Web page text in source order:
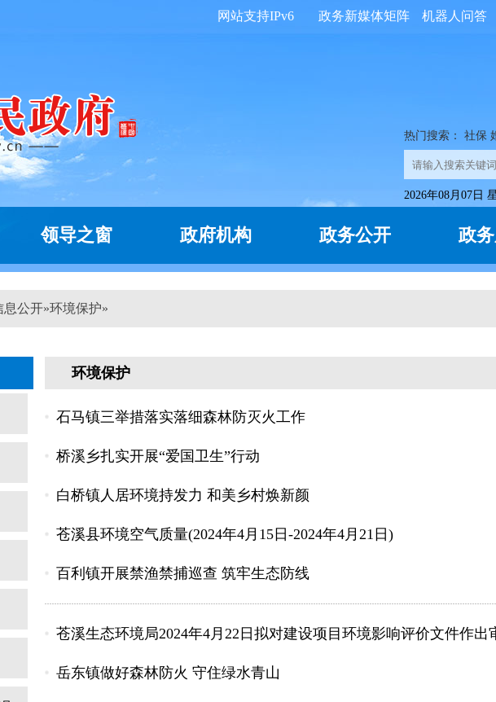
机器人问答
政务新媒体矩阵
网站支持IPv6
热门搜索： 社保
2026年08月07日
领导之窗 政府机构 政务公开 政
息公开»环境保护»
环境保护
石马镇三举措落实落细森林防灭火工作
桥溪乡扎实开展“爱国卫生”行动
白桥镇人居环境持发力 和美乡村焕新颜
苍溪县环境空气质量(2024年4月15日-2024年4月21日)
百利镇开展禁渔禁捕巡查 筑牢生态防线
苍溪生态环境局2024年4月22日拟对建设项目环境影响评价文件作出
岳东镇做好森林防火 守住绿水青山